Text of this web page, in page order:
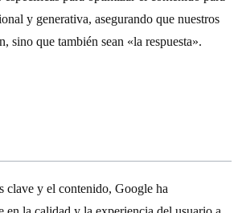
y generativa, asegurando que nuestros
sino que también sean «la respuesta».
clave y el contenido, Google ha